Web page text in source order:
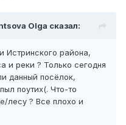
Olga сказал:
района,
и реки ? Только сегодня
данный посёлок,
поутих(. Что-то
лесу ? Все плохо и